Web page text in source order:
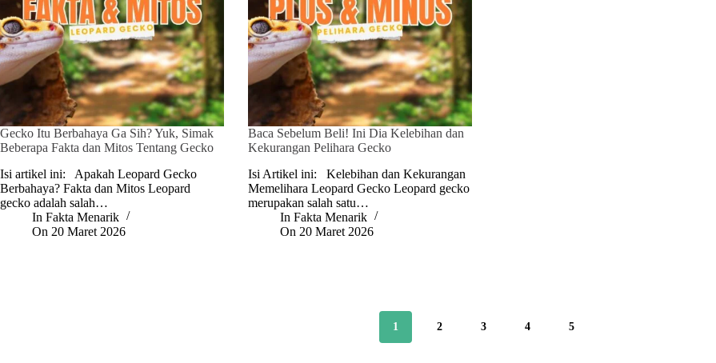
Gecko Itu Berbahaya Ga Sih? Yuk, Simak
Beberapa Fakta dan Mitos Tentang Gecko
Isi artikel ini: Apakah Leopard Gecko
Berbahaya? Fakta dan Mitos Leopard
gecko adalah salah…
In Fakta Menarik
On 20 Maret 2026
Baca Sebelum Beli! Ini Dia Kelebihan dan
Kekurangan Pelihara Gecko
Isi Artikel ini: Kelebihan dan Kekurangan
Memelihara Leopard Gecko Leopard gecko
merupakan salah satu…
In Fakta Menarik
On 20 Maret 2026
1 2 3 4 5